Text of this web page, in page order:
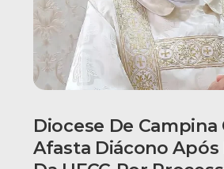
Diocese De Campina
Afasta Diácono Após